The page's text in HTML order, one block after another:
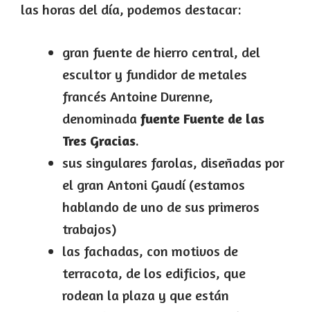
las horas del día, podemos destacar:
gran fuente de hierro central, del
escultor y fundidor de metales
francés Antoine Durenne,
denominada fuente Fuente de las
Tres Gracias.
sus singulares farolas, diseñadas por
el gran Antoni Gaudí (estamos
hablando de uno de sus primeros
trabajos)
las fachadas, con motivos de
terracota, de los edificios, que
rodean la plaza y que están